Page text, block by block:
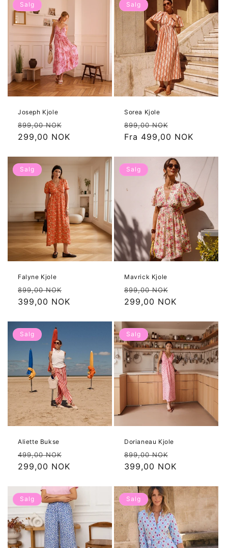
Salg
Joseph Kjole
Vanlig
pris
899,00 NOK
299,00 NOK
Salg
Sorea Kjole
Vanlig
pris
899,00 NOK
Fra 499,00 NOK
Salg
Falyne Kjole
Vanlig
pris
899,00 NOK
399,00 NOK
Salg
Mavrick Kjole
Vanlig
pris
899,00 NOK
299,00 NOK
Salg
Aliette Bukse
Vanlig
pris
499,00 NOK
299,00 NOK
Salg
Dorianeau Kjole
Vanlig
pris
899,00 NOK
399,00 NOK
Salg Salg